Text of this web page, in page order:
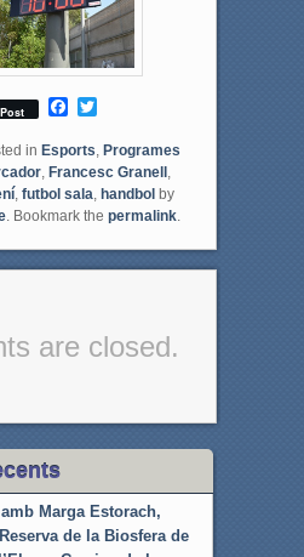
Post
F
c
e
b
o
o
T
t
t
e
r
in Esports, Programes
, Francesc Granell ,
, futbol sala, handbol by
. Bookmark the permalink.
are closed.
amb Marga Estorach,
de la Biosfera de